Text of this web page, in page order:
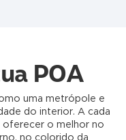
POA
uma metrópole e
do interior. A cada
oferecer o melhor no
no colorido da